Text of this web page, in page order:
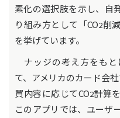
素化の選択肢を示し、自
り組み方として「CO2削
を挙げています。
ナッジの考え方をもと
て、アメリカのカード会
買内容に応じてCO2計算
このアプリでは、ユーザ